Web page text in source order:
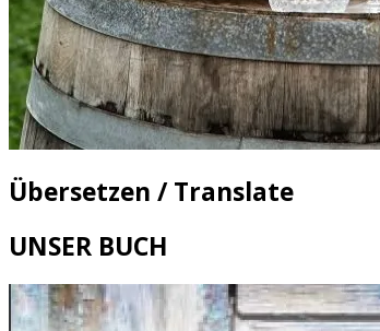
Übersetzen / Translate
UNSER BUCH